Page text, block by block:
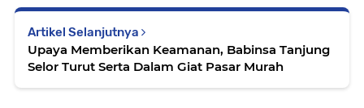
Artikel Selanjutnya
Upaya Memberikan Keamanan, Babinsa Tanjung
Selor Turut Serta Dalam Giat Pasar Murah